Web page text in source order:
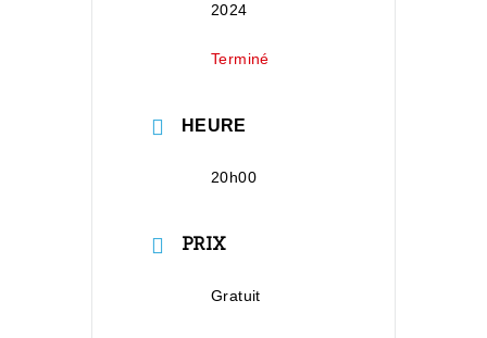
2024
Terminé
HEURE
20h00
PRIX
Gratuit